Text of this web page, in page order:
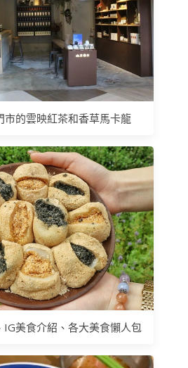
市的雲映紅茶和香草馬卡龍
IG美食介紹、各大美食懶人包